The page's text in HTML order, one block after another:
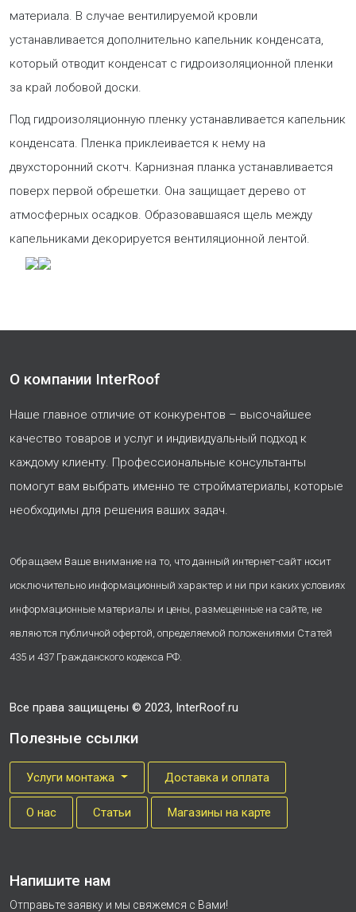
материала. В случае вентилируемой кровли
устанавливается дополнительно капельник конденсата,
который отводит конденсат с гидроизоляционной пленки
за край лобовой доски.
Под гидроизоляционную пленку устанавливается капельник
конденсата. Пленка приклеивается к нему на
двухсторонний скотч. Карнизная планка устанавливается
поверх первой обрешетки. Она защищает дерево от
атмосферных осадков. Образовавшаяся щель между
капельниками декорируется вентиляционной лентой.
О компании InterRoof
Наше главное отличие от конкурентов – высочайшее
качество товаров и услуг и индивидуальный подход к
каждому клиенту. Профессиональные консультанты
помогут вам выбрать именно те стройматериалы, которые
необходимы для решения ваших задач.
Обращаем Ваше внимание на то, что данный интернет-сайт носит
исключительно информационный характер и ни при каких условиях
информационные материалы и цены, размещенные на сайте, не
являются публичной офертой, определяемой положениями Статей
435 и 437 Гражданского кодекса РФ.
Все права защищены © 2023, InterRoof.ru
Полезные ссылки
Услуги монтажа Доставка и оплата
О нас Cтатьи Магазины на карте
Напишите нам
Отправьте заявку и мы свяжемся с Вами!